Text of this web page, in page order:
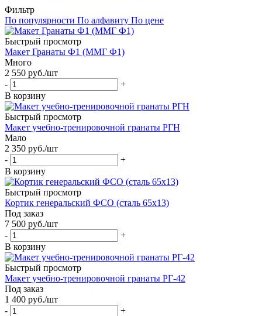
Фильтр
По популярности По алфавиту По цене
Быстрый просмотр
Макет Гранаты Ф1 (ММГ Ф1)
Много
2 550 руб./шт
-
+
В корзину
Быстрый просмотр
Макет учебно-тренировочной гранаты РГН
Мало
2 350 руб./шт
-
+
В корзину
Быстрый просмотр
Кортик генеральский ФСО (сталь 65x13)
Под заказ
7 500 руб./шт
-
+
В корзину
Быстрый просмотр
Макет учебно-тренировочной гранаты РГ-42
Под заказ
1 400 руб./шт
-
+